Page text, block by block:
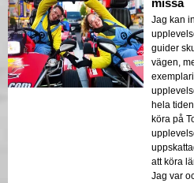
Jag kan
guider
vägen,
hela
köra på
att köra
Jag var